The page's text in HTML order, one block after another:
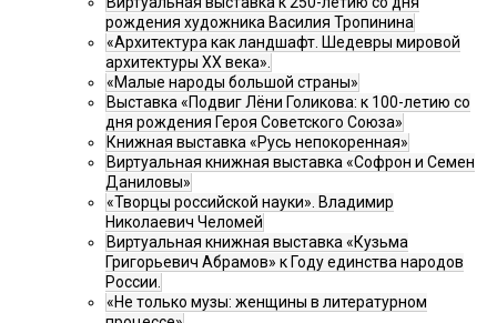
рождения художника Василия Тропинина
«Архитектура как ландшафт. Шедевры мировой
архитектуры XX века».
«Малые народы большой страны»
Выставка «Подвиг Лёни Голикова: к 100-летию со
дня рождения Героя Советского Союза»
Книжная выставка «Русь непокоренная»
Виртуальная книжная выставка «Софрон и Семен
Даниловы»
«Творцы российской науки». Владимир
Николаевич Челомей
Виртуальная книжная выставка «Кузьма
Григорьевич Абрамов» к Году единства народов
России.
«Не только музы: женщины в литературном